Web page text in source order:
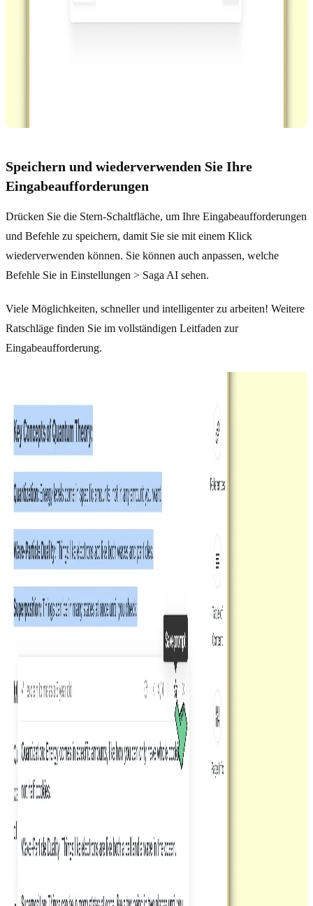
Speichern und wiederverwenden Sie Ihre
Eingabeaufforderungen
Drücken Sie die Stern-Schaltfläche, um Ihre Eingabeaufforderungen
und Befehle zu speichern, damit Sie sie mit einem Klick
wiederverwenden können. Sie können auch anpassen, welche
Befehle Sie in Einstellungen > Saga AI sehen.
Viele Möglichkeiten, schneller und intelligenter zu arbeiten! Weitere
Ratschläge finden Sie im vollständigen Leitfaden zur
Eingabeaufforderung.